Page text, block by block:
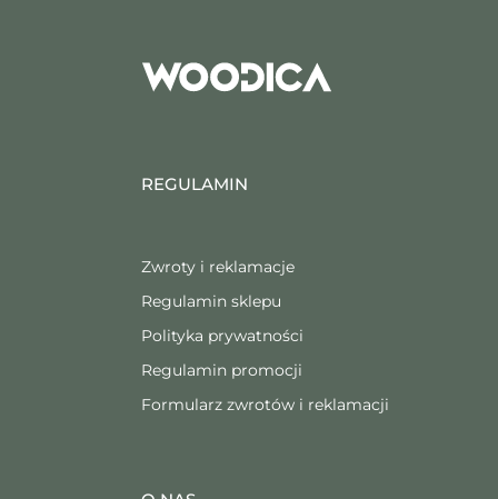
REGULAMIN
Zwroty i reklamacje
Regulamin sklepu
Polityka prywatności
Regulamin promocji
Formularz zwrotów i reklamacji